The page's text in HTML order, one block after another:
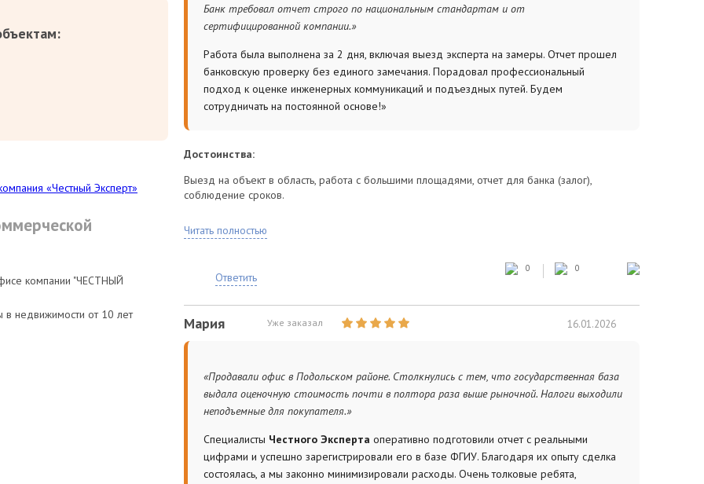
в базе ФГИУ и
и судебных споров.
«Честный Эксперт»
компании "ЧЕСТНЫЙ
в недвижимости от 10 лет
Банк требовал отчет строго по национальным стандартам и от
сертифицированной компании.»
Работа была выполнена за 2 дня, включая выезд эксперта на замеры. Отчет прошел
банковскую проверку без единого замечания. Порадовал профессиональный
подход к оценке инженерных коммуникаций и подъездных путей. Будем
сотрудничать на постоянной основе!»
Достоинства:
Выезд на объект в область, работа с большими площадями, отчет для банка (залог),
соблюдение сроков.
Читать полностью
Ответить
0 0
16.01.2026
Мария Уже заказал
«Продавали офис в Подольском районе. Столкнулись с тем, что государственная база
выдала оценочную стоимость почти в полтора раза выше рыночной. Налоги выходили
неподъемные для покупателя.»
Специалисты Честного Эксперта оперативно подготовили отчет с реальными
цифрами и успешно зарегистрировали его в базе ФГИУ. Благодаря их опыту сделка
состоялась, а мы законно минимизировали расходы. Очень толковые ребята,